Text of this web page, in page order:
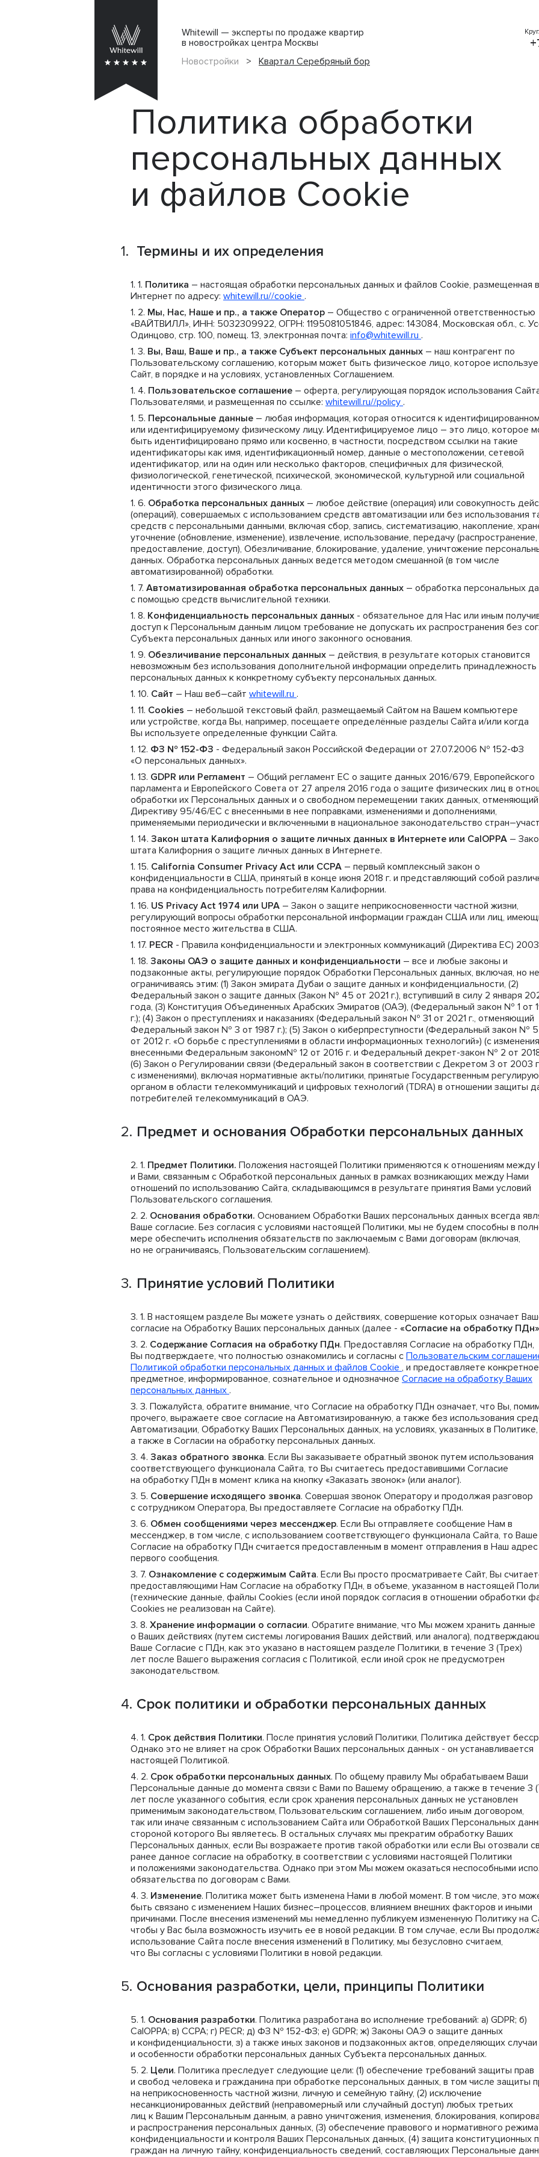
Whitewill — эксперты по продаже квартир
в новостройках центра Москвы
Новостройки
> Квартал Серебряный бор
Политика обработки
персональных данных
и файлов Cookie
Термины и их определения
Политика – настоящая обработки персональных данных и файлов Cookie, размещенная
Интернет по адресу: whitewill.ru//cookie .
Мы, Нас, Наше и пр., а также Оператор – Общество с ограниченной ответственностью
«ВАЙТВИЛЛ», ИНН: 5032309922, ОГРН: 1195081051846, адрес: 143084, Московская обл., с.
Одинцово, стр. 100, помещ. 13, электронная почта: info@whitewill.ru .
Вы, Ваш, Ваше и пр., а также Субъект персональных данных – наш контрагент по
Пользовательскому соглашению, которым может быть физическое лицо, которое
Сайт, в порядке и на условиях, установленных Соглашением.
Пользовательское соглашение – оферта, регулирующая порядок использования
Пользователями, и размещенная по ссылке: whitewill.ru//policy .
Персональные данные – любая информация, которая относится к
или идентифицируемому физическому лицу. Идентифицируемое лицо – это лицо, которое
быть идентифицировано прямо или косвенно, в частности, посредством ссылки на такие
идентификаторы как имя, идентификационный номер, данные о местоположении, сетевой
идентификатор, или на один или несколько факторов, специфичных для физической,
физиологической, генетической, психической, экономической, культурной или социальной
идентичности этого физического лица.
Обработка персональных данных – любое действие (операция) или совокупность
(операций), совершаемых с использованием средств автоматизации или без использования
средств с персональными данными, включая сбор, запись, систематизацию, накопление,
уточнение (обновление, изменение), извлечение, использование, передачу (распространение,
предоставление, доступ), Обезличивание, блокирование, удаление, уничтожение
данных. Обработка персональных данных ведется методом смешанной (в том числе
автоматизированной) обработки.
Автоматизированная обработка персональных данных – обработка персональных
с помощью средств вычислительной техники.
Конфиденциальность персональных данных - обязательное для Нас или иным
доступ к Персональным данным лицом требование не допускать их распространения без
Субъекта персональных данных или иного законного основания.
Обезличивание персональных данных – действия, в результате которых становится
невозможным без использования дополнительной информации определить принадлежность
персональных данных к конкретному субъекту персональных данных.
Сайт – Наш веб–сайт whitewill.ru .
Cookies – небольшой текстовый файл, размещаемый Сайтом на Вашем компьютере
или устройстве, когда Вы, например, посещаете определённые разделы Сайта и/или когда
Вы используете определенные функции Сайта.
ФЗ № 152-ФЗ - Федеральный закон Российской Федерации от 27.07.2006 № 152-ФЗ
«О персональных данных».
GDPR или Регламент – Общий регламент ЕС о защите данных 2016/679, Европейского
парламента и Европейского Совета от 27 апреля 2016 года о защите физических лиц в
обработки их Персональных данных и о свободном перемещении таких данных, отменяющий
Директиву 95/46/ЕС с внесенными в нее поправками, изменениями и дополнениями,
применяемыми периодически и включенными в национальное законодательство
Закон штата Калифорния о защите личных данных в Интернете или CalOPPA –
штата Калифорния о защите личных данных в Интернете.
California Consumer Privacy Act или CCPA – первый комплексный закон о
конфиденциальности в США, принятый в конце июня 2018 г. и представляющий собой
права на конфиденциальность потребителям Калифорнии.
US Privacy Act 1974 или UPA – Закон о защите неприкосновенности частной жизни,
регулирующий вопросы обработки персональной информации граждан США или лиц,
постоянное место жительства в США.
PECR - Правила конфиденциальности и электронных коммуникаций (Директива ЕС)
Законы ОАЭ о защите данных и конфиденциальности – все и любые законы и
подзаконные акты, регулирующие порядок Обработки Персональных данных, включая, но не
ограничиваясь этим: (1) Закон эмирата Дубаи о защите данных и конфиденциальности, (2)
Федеральный закон о защите данных (Закон № 45 от 2021 г.), вступивший в силу 2 января
года, (3) Конституция Объединенных Арабских Эмиратов (ОАЭ), (Федеральный закон № 1 от
г.); (4) Закон о преступлениях и наказаниях (Федеральный закон № 31 от 2021 г., отменяющий
Федеральный закон № 3 от 1987 г.); (5) Закон о киберпреступности (Федеральный закон № 5
от 2012 г. «О борьбе с преступлениями в области информационных технологий») (с
внесенными Федеральным законом№ 12 от 2016 г. и Федеральный декрет-закон № 2 от 2018
(6) Закон о Регулировании связи (Федеральный закон в соответствии с Декретом 3 от 2003
с изменениями), включая нормативные акты/политики, принятые Государственным
органом в области телекоммуникаций и цифровых технологий (TDRA) в отношении защиты
потребителей телекоммуникаций в ОАЭ.
Предмет и основания Обработки персональных данных
Предмет Политики. Положения настоящей Политики применяются к отношениям между
и Вами, связанным с Обработкой персональных данных в рамках возникающих между Нами
отношений по использованию Сайта, складывающимся в результате принятия Вами условий
Пользовательского соглашения.
Основания обработки. Основанием Обработки Ваших персональных данных всегда
Ваше согласие. Без согласия с условиями настоящей Политики, мы не будем способны в
мере обеспечить исполнения обязательств по заключаемым с Вами договорам (включая,
но не ограничиваясь, Пользовательским соглашением).
Принятие условий Политики
В настоящем разделе Вы можете узнать о действиях, совершение которых означает
согласие на Обработку Ваших персональных данных (далее - «Согласие на обработку ПДн»
Содержание Согласия на обработку ПДн. Предоставляя Согласие на обработку ПДн,
Вы подтверждаете, что полностью ознакомились и согласны с Пользовательским
Политикой обработки персональных данных и файлов Cookie , и предоставляете
предметное, информированное, сознательное и однозначное Согласие на обработку Ваших
персональных данных .
Пожалуйста, обратите внимание, что Согласие на обработку ПДн означает, что Вы,
прочего, выражаете свое согласие на Автоматизированную, а также без использования
Автоматизации, Обработку Ваших Персональных данных, на условиях, указанных в Политике,
а также в Согласии на обработку персональных данных.
Заказ обратного звонка. Если Вы заказываете обратный звонок путем использования
соответствующего функционала Сайта, то Вы считаетесь предоставившими Согласие
на обработку ПДн в момент клика на кнопку «Заказать звонок» (или аналог).
Совершение исходящего звонка. Совершая звонок Оператору и продолжая разговор
с сотрудником Оператора, Вы предоставляете Согласие на обработку ПДн.
Обмен сообщениями через мессенджер. Если Вы отправляете сообщение Нам в
мессенджер, в том числе, с использованием соответствующего функционала Сайта, то Ваше
Согласие на обработку ПДн считается предоставленным в момент отправления в Наш адрес
первого сообщения.
Ознакомление с содержимым Сайта. Если Вы просто просматриваете Сайт, Вы
предоставляющими Нам Согласие на обработку ПДн, в объеме, указанном в настоящей
(технические данные, файлы Cookies (если иной порядок согласия в отношении обработки
Cookies не реализован на Сайте).
Хранение информации о согласии. Обратите внимание, что Мы можем хранить данные
о Ваших действиях (путем системы логирования Ваших действий, или аналога),
Ваше Согласие с ПДн, как это указано в настоящем разделе Политики, в течение 3 (Трех)
лет после Вашего выражения согласия с Политикой, если иной срок не предусмотрен
законодательством.
Срок политики и обработки персональных данных
Срок действия Политики. После принятия условий Политики, Политика действует
Однако это не влияет на срок Обработки Ваших персональных данных - он устанавливается
настоящей Политикой.
Срок обработки персональных данных. По общему правилу Мы обрабатываем Ваши
Персональные данные до момента связи с Вами по Вашему обращению, а также в течение 3
лет после указанного события, если срок хранения персональных данных не установлен
применимым законодательством, Пользовательским соглашением, либо иным договором,
так или иначе связанным с использованием Сайта или Обработкой Ваших Персональных
стороной которого Вы являетесь. В остальных случаях мы прекратим обработку Ваших
Персональных данных, если Вы возражаете против такой обработки или если Вы отозвали
ранее данное согласие на обработку, в соответствии с условиями настоящей Политики
и положениями законодательства. Однако при этом Мы можем оказаться неспособными
обязательства по договорам с Вами.
Изменение. Политика может быть изменена Нами в любой момент. В том числе, это
быть связано с изменением Наших бизнес–процессов, влиянием внешних факторов и иными
причинами. После внесения изменений мы немедленно публикуем измененную Политику на
чтобы у Вас была возможность изучить ее в новой редакции. В том случае, если Вы
использование Сайта после внесения изменений в Политику, мы безусловно считаем,
что Вы согласны с условиями Политики в новой редакции.
Основания разработки, цели, принципы Политики
Основания разработки. Политика разработана во исполнение требований: a) GDPR; б)
CalOPPA; в) CCPA; г) PECR; д) ФЗ № 152-ФЗ; е) GDPR; ж) Законы ОАЭ о защите данных
и конфиденциальности, з) а также иных законов и подзаконных актов, определяющих случаи
и особенности обработки персональных данных Субъекта персональных данных.
Цели. Политика преследует следующие цели: (1) обеспечение требований защиты прав
и свобод человека и гражданина при обработке персональных данных, в том числе защиты
на неприкосновенность частной жизни, личную и семейную тайну, (2) исключение
несанкционированных действий (неправомерный или случайный доступ) любых третьих
лиц к Вашим Персональным данным, а равно уничтожения, изменения, блокирования,
и распространения персональных данных, (3) обеспечение правового и нормативного режима
конфиденциальности и контроля Ваших Персональных данных, (4) защита конституционных
граждан на личную тайну, конфиденциальность сведений, составляющих Персональные